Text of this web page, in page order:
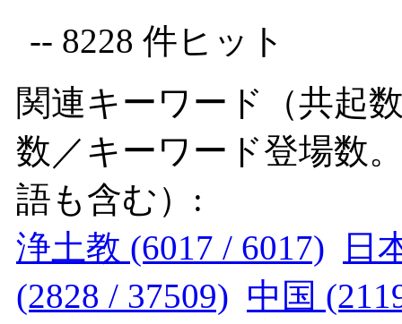
-- 8228 件ヒット
関連キーワード（共起
数／キーワード登場数
語も含む）:
浄土教 (6017 / 6017)
日
(2828 / 37509) 中国